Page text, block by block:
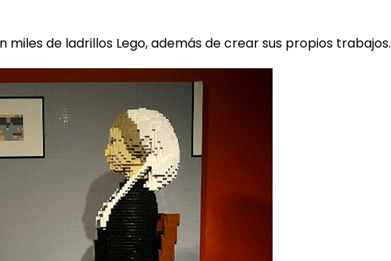
de ladrillos Lego, además de crear sus propios trabajos.